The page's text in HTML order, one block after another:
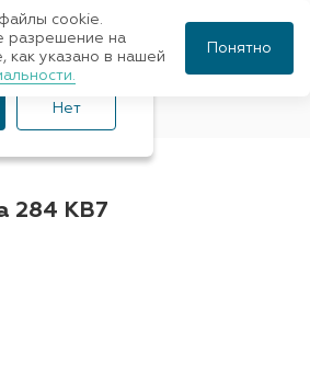
очков CARRERA
284 KB7
Нет
cookie.
разрешение на
как указано в нашей
Понятно